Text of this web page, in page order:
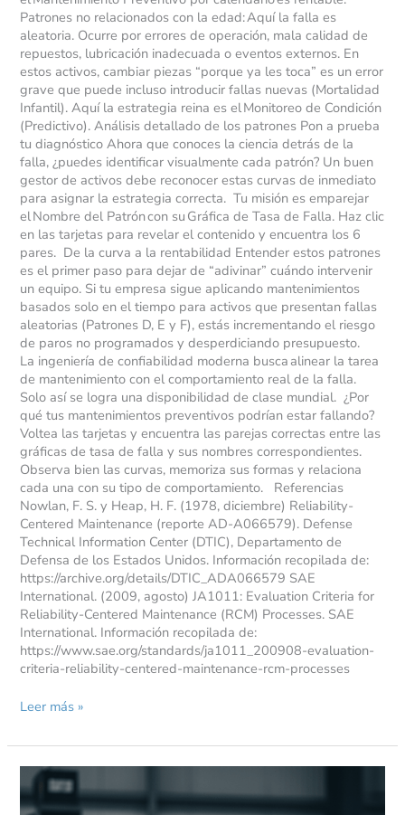
Patrones no relacionados con la edad: Aquí la falla es
aleatoria. Ocurre por errores de operación, mala calidad de
repuestos, lubricación inadecuada o eventos externos. En
estos activos, cambiar piezas “porque ya les toca” es un error
grave que puede incluso introducir fallas nuevas (Mortalidad
Infantil). Aquí la estrategia reina es el Monitoreo de Condición
(Predictivo). Análisis detallado de los patrones Pon a prueba
tu diagnóstico Ahora que conoces la ciencia detrás de la
falla, ¿puedes identificar visualmente cada patrón? Un buen
gestor de activos debe reconocer estas curvas de inmediato
para asignar la estrategia correcta. Tu misión es emparejar
el Nombre del Patrón con su Gráfica de Tasa de Falla. Haz clic
en las tarjetas para revelar el contenido y encuentra los 6
pares. De la curva a la rentabilidad Entender estos patrones
es el primer paso para dejar de “adivinar” cuándo intervenir
un equipo. Si tu empresa sigue aplicando mantenimientos
basados solo en el tiempo para activos que presentan fallas
aleatorias (Patrones D, E y F), estás incrementando el riesgo
de paros no programados y desperdiciando presupuesto.
La ingeniería de confiabilidad moderna busca alinear la tarea
de mantenimiento con el comportamiento real de la falla.
Solo así se logra una disponibilidad de clase mundial. ¿Por
qué tus mantenimientos preventivos podrían estar fallando?
Voltea las tarjetas y encuentra las parejas correctas entre las
gráficas de tasa de falla y sus nombres correspondientes.
Observa bien las curvas, memoriza sus formas y relaciona
cada una con su tipo de comportamiento. Referencias
Nowlan, F. S. y Heap, H. F. (1978, diciembre) Reliability-
Centered Maintenance (reporte AD-A066579). Defense
Technical Information Center (DTIC), Departamento de
Defensa de los Estados Unidos. Información recopilada de:
https://archive.org/details/DTIC_ADA066579 SAE
International. (2009, agosto) JA1011: Evaluation Criteria for
Reliability-Centered Maintenance (RCM) Processes. SAE
International. Información recopilada de:
https://www.sae.org/standards/ja1011_200908-evaluation-
criteria-reliability-centered-maintenance-rcm-processes
Leer más »
camino
hacia